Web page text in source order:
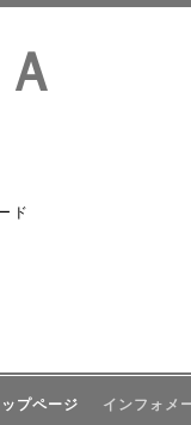
ド
ップページ インフォメ